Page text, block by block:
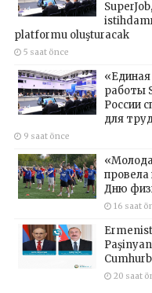
platformu oluşturacak
5 saat önce
«Единая
работы
России
для
9 saat önce
провела
Дню
16 saat
20 saat